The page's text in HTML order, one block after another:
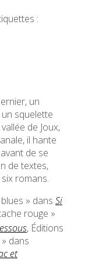
:
un
un squelette
de Joux,
il hante
de se
de textes,
romans.
» dans Si
rouge »
, Éditions
dans
et